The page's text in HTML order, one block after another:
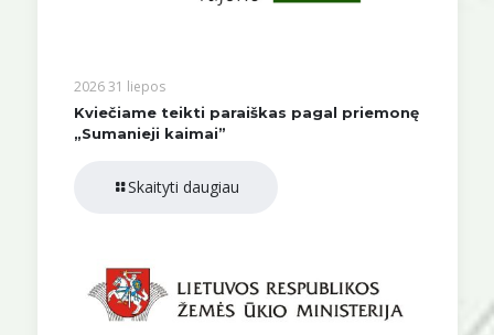
2026 31 liepos
Kviečiame teikti paraiškas pagal priemonę
„Sumanieji kaimai”
Skaityti daugiau